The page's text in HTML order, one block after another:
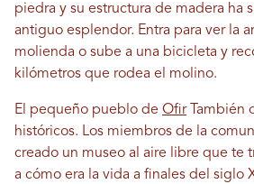
piedra y su estructura de madera ha
antiguo esplendor. Entra para ver la
molienda o sube a una bicicleta y
kilómetros que rodea el molino.
El pequeño pueblo de OfirTambién
históricos. Los miembros de la
creado un museo al aire libre que te
a cómo era la vida a finales del siglo